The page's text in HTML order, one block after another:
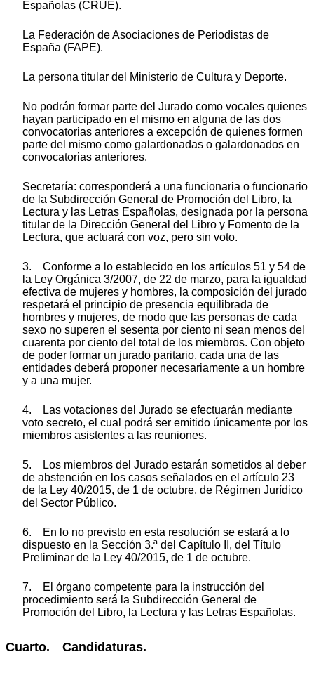
Españolas (CRUE).
La Federación de Asociaciones de Periodistas de
España (FAPE).
La persona titular del Ministerio de Cultura y Deporte.
No podrán formar parte del Jurado como vocales quienes
hayan participado en el mismo en alguna de las dos
convocatorias anteriores a excepción de quienes formen
parte del mismo como galardonadas o galardonados en
convocatorias anteriores.
Secretaría: corresponderá a una funcionaria o funcionario
de la Subdirección General de Promoción del Libro, la
Lectura y las Letras Españolas, designada por la persona
titular de la Dirección General del Libro y Fomento de la
Lectura, que actuará con voz, pero sin voto.
3. Conforme a lo establecido en los artículos 51 y 54 de
la Ley Orgánica 3/2007, de 22 de marzo, para la igualdad
efectiva de mujeres y hombres, la composición del jurado
respetará el principio de presencia equilibrada de
hombres y mujeres, de modo que las personas de cada
sexo no superen el sesenta por ciento ni sean menos del
cuarenta por ciento del total de los miembros. Con objeto
de poder formar un jurado paritario, cada una de las
entidades deberá proponer necesariamente a un hombre
y a una mujer.
4. Las votaciones del Jurado se efectuarán mediante
voto secreto, el cual podrá ser emitido únicamente por los
miembros asistentes a las reuniones.
5. Los miembros del Jurado estarán sometidos al deber
de abstención en los casos señalados en el artículo 23
de la Ley 40/2015, de 1 de octubre, de Régimen Jurídico
del Sector Público.
6. En lo no previsto en esta resolución se estará a lo
dispuesto en la Sección 3.ª del Capítulo II, del Título
Preliminar de la Ley 40/2015, de 1 de octubre.
7. El órgano competente para la instrucción del
procedimiento será la Subdirección General de
Promoción del Libro, la Lectura y las Letras Españolas.
Cuarto. Candidaturas.